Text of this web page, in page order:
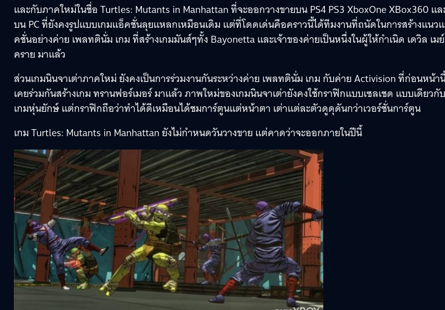
และกับภาคใหม่ในชื่อ Turtles: Mutants in Manhattan ที่จะออกวางขายบน PS4 PS3 XboxOne XBox360 แ
บน PC ที่ยังคงรูปแบบเกมแอ็คชั่นลุยแหลกเหมือนเดิม แต่ที่โดดเด่นคือคราวนี้ได้ทีมงานที่ถนัดในการสร้างแนว
คชั่นอย่างค่าย เพลทตินั่ม เกม ที่สร้างเกมมันส์ๆทั้ง Bayonetta และเจ้าของค่ายเป็นหนึ่งในผู้ให้กำเนิด เดวิล เมย์
คราย มาแล้ว
ส่วนเกมนินจาเต่าภาคใหม่ ยังคงเป็นการร่วมงานกันระหว่างค่าย เพลทตินั่ม เกม กับค่าย Activision ที่ก่อนหน้า
เคยร่วมกันสร้างเกม ทรานฟอร์เมอร์ มาแล้ว ภาพใหม่ของเกมนินจาเต่ายังคงใช้กราฟิกแบบเซลเชด แบบเดียวกับ
เกมหุ่นยักษ์ แต่กราฟิกถือว่าทำได้ดีเหมือนได้ชมการ์ตูนแต่หน้าตา เต่าแต่ละตัวดูดุดันกว่าเวอร์ชั่นการ์ตูน
เกม Turtles: Mutants in Manhattan ยังไม่กำหนดวันวางขาย แต่คาดว่าจะออกภายในปีนี้